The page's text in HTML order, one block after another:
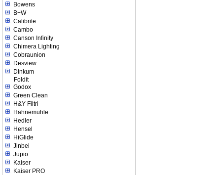
Bowens
B+W
Calibrite
Cambo
Canson Infinity
Chimera Lighting
Cobraunion
Desview
Dinkum
Foldit
Godox
Green Clean
H&Y Filtri
Hahnemuhle
Hedler
Hensel
HiGlide
Jinbei
Jupio
Kaiser
Kaiser PRO